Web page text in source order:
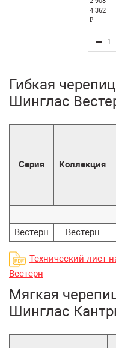
4 362
₽
Гибкая
Шинглас
Серия Коллекция
Вестерн Вестерн
Технический лист
Вестерн
Мягкая
Шинглас